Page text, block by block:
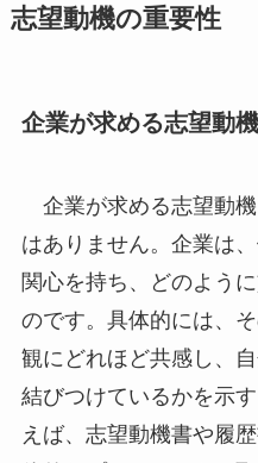
志望動機の重要性
企業が求める志望動
企業が求める志望動
はありません。企業は
関心を持ち、どのよう
のです。具体的には、
観にどれほど共感し、
結びつけているかを示
えば、志望動機書や履